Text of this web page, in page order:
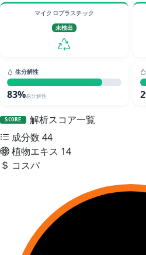
マイクロプラスチック
未検出
生分解性
83%易分解性
SCORE
解析スコア一覧
成分数 44
植物エキス 14
コスパ